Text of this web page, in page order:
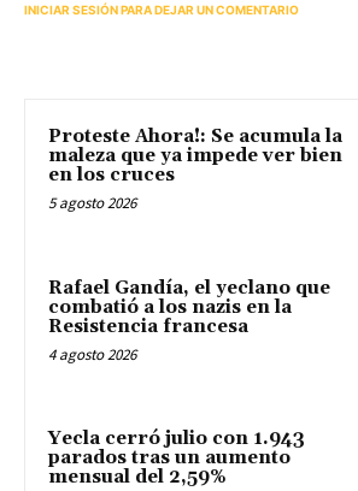
INICIAR SESIÓN PARA DEJAR UN COMENTARIO
Proteste Ahora!: Se acumula la
maleza que ya impede ver bien
en los cruces
5 agosto 2026
Rafael Gandía, el yeclano que
combatió a los nazis en la
Resistencia francesa
4 agosto 2026
Yecla cerró julio con 1.943
parados tras un aumento
mensual del 2,59%